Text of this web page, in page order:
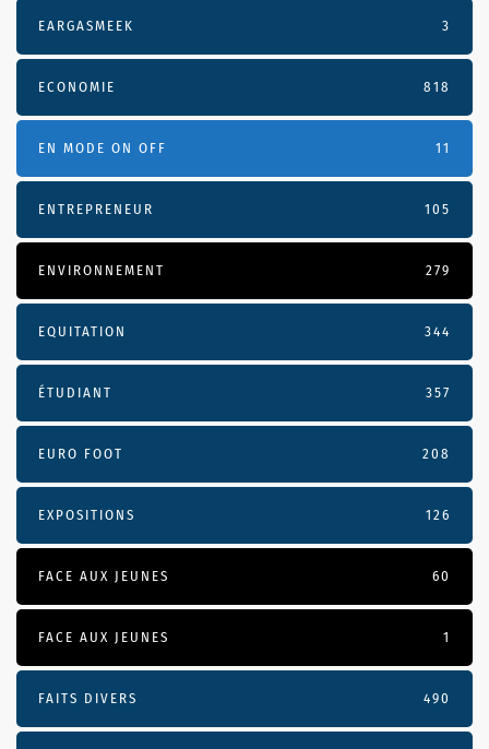
EARGASMEEK 3
ECONOMIE 818
EN MODE ON OFF 11
ENTREPRENEUR 105
ENVIRONNEMENT 279
EQUITATION 344
ÉTUDIANT 357
EURO FOOT 208
EXPOSITIONS 126
FACE AUX JEUNES 60
FACE AUX JEUNES 1
FAITS DIVERS 490